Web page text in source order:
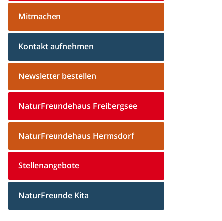
Mitmachen
Kontakt aufnehmen
Newsletter bestellen
NaturFreundehaus Freibergsee
NaturFreundehaus Hermsdorf
Stellenangebote
NaturFreunde Kita